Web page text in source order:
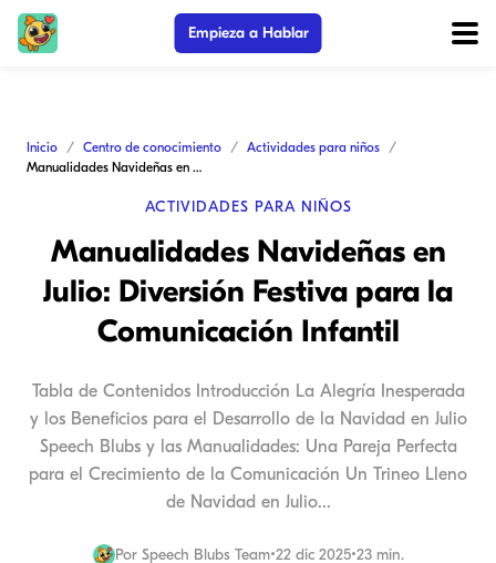
Empieza a Hablar
Inicio Centro de conocimiento
Actividades para niños
Manualidades Navideñas en Julio: Diversión Festiva para la Comunicación Infantil
ACTIVIDADES PARA NIÑOS
Manualidades Navideñas en
Julio: Diversión Festiva para la
Comunicación Infantil
Tabla de Contenidos Introducción La Alegría Inesperada
y los Beneficios para el Desarrollo de la Navidad en Julio
Speech Blubs y las Manualidades: Una Pareja Perfecta
para el Crecimiento de la Comunicación Un Trineo Lleno
de Navidad en Julio...
Por Speech Blubs Team•22 dic 2025•23 min.